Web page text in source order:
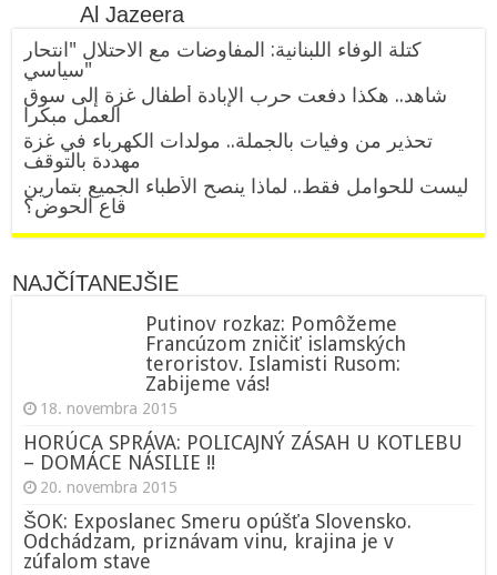
Al Jazeera
كتلة الوفاء اللبنانية: المفاوضات مع الاحتلال "انتحار
سياسي"
شاهد.. هكذا دفعت حرب الإبادة أطفال غزة إلى سوق
العمل مبكرا
تحذير من وفيات بالجملة.. مولدات الكهرباء في غزة
مهددة بالتوقف
ليست للحوامل فقط.. لماذا ينصح الأطباء الجميع بتمارين
قاع الحوض؟
NAJČÍTANEJŠIE
Putinov rozkaz: Pomôžeme
Francúzom zničiť islamských
teroristov. Islamisti Rusom:
Zabijeme vás!
18. novembra 2015
HORÚCA SPRÁVA: POLICAJNÝ ZÁSAH U KOTLEBU
– DOMÁCE NÁSILIE !!
20. novembra 2015
ŠOK: Exposlanec Smeru opúšťa Slovensko.
Odchádzam, priznávam vinu, krajina je v
zúfalom stave